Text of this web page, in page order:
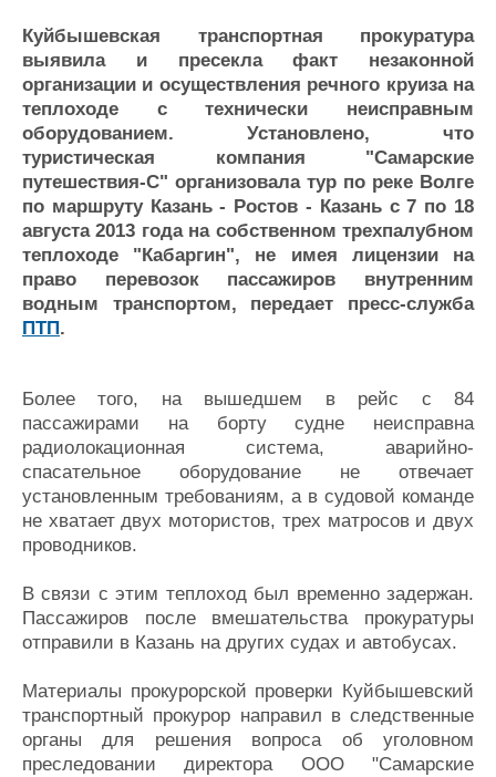
Работа
Крюинг
Журнал
Реклама
Материалы
Услуги
Конференции
Выставки и семинары
Личности
Словарь
Флот
Галерея флота
Форум
Отзывы
Все службы
Куйбышевская транспортная прокуратура
выявила и пресекла факт незаконной
организации и осуществления речного круиза на
теплоходе с технически неисправным
оборудованием. Установлено, что
туристическая компания "Самарские
путешествия-С" организовала тур по реке Волге
по маршруту Казань - Ростов - Казань с 7 по 18
августа 2013 года на собственном трехпалубном
теплоходе "Кабаргин", не имея лицензии на
право перевозок пассажиров внутренним
водным транспортом, передает пресс-служба
ПТП.
Более того, на вышедшем в рейс с 84
пассажирами на борту судне неисправна
радиолокационная система, аварийно-
спасательное оборудование не отвечает
установленным требованиям, а в судовой команде
не хватает двух мотористов, трех матросов и двух
проводников.
В связи с этим теплоход был временно задержан.
Пассажиров после вмешательства прокуратуры
отправили в Казань на других судах и автобусах.
Материалы прокурорской проверки Куйбышевский
транспортный прокурор направил в следственные
органы для решения вопроса об уголовном
преследовании директора ООО "Самарские